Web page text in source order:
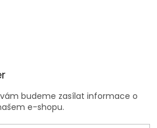
budeme zasílat informace o
e-shopu.